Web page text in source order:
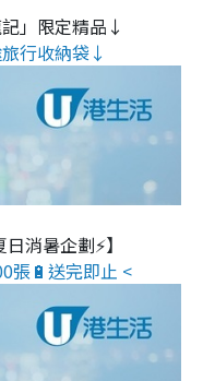
」限定精品↓
行收納袋↓
消暑企劃⚡】
張🔋送完即止 <